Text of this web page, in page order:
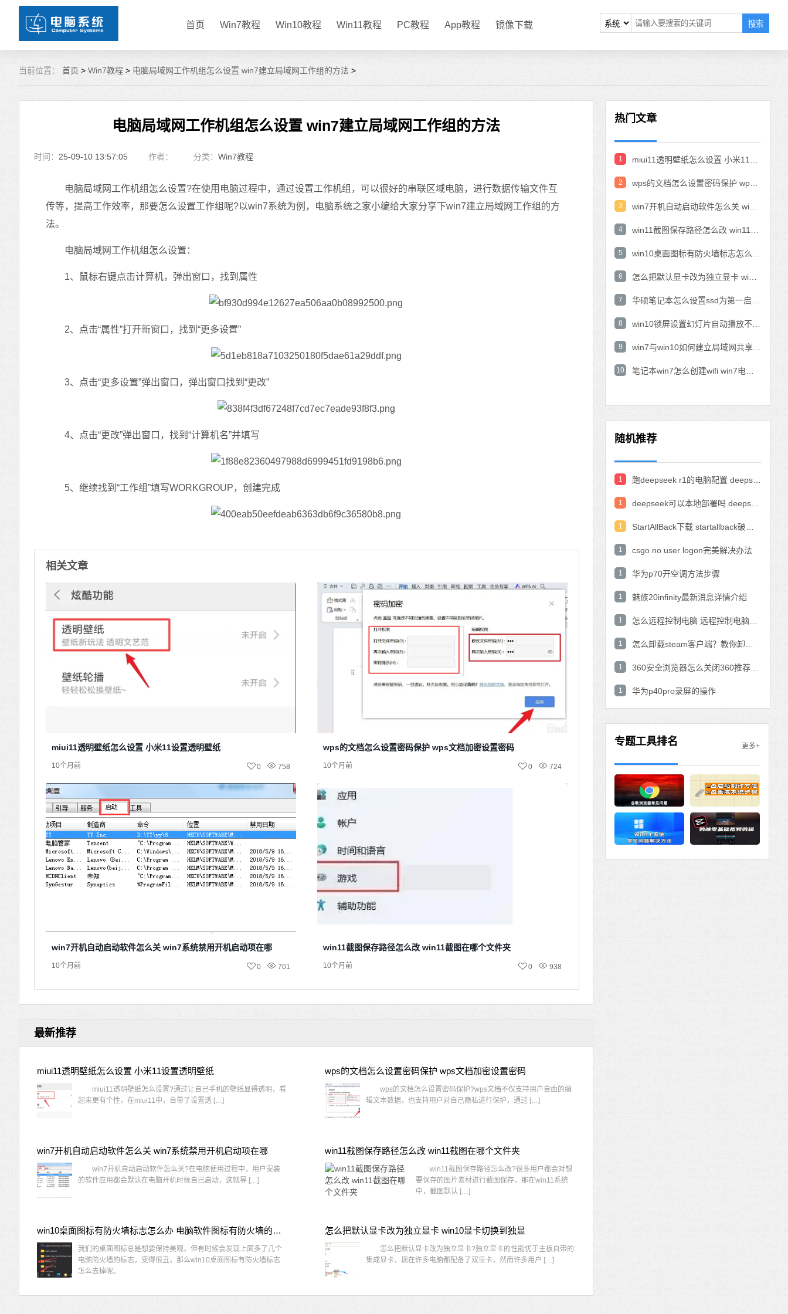
首页 Win7教程 Win10教程 Win11教程 PC教程 App教程 镜像下载 搜索
当前位置： 首页 > Win7教程 > 电脑局域网工作机组怎么设置 win7建立局域网工作组的方法 >
电脑局域网工作机组怎么设置 win7建立局域网工作组的方法
时间： 25-09-10 13:57:05 作者： 分类： Win7教程
电脑局域网工作机组怎么设置?在使用电脑过程中，通过设置工作机组，可以很好的串联区域电脑，进行数据传输文件互
传等，提高工作效率，那要怎么设置工作组呢?以win7系统为例，电脑系统之家小编给大家分享下win7建立局域网工作组的方
法。
电脑局域网工作机组怎么设置：
1、鼠标右键点击计算机，弹出窗口，找到属性
2、点击“属性”打开新窗口，找到“更多设置”
3、点击“更多设置”弹出窗口，弹出窗口找到“更改”
4、点击“更改”弹出窗口，找到“计算机名”并填写
5、继续找到“工作组”填写WORKGROUP，创建完成
相关文章
miui11透明壁纸怎么设置 小米11设置透明壁纸
10个月前 758
0
wps的文档怎么设置密码保护 wps文档加密设置密码
10个月前 724
0
win7开机自动启动软件怎么关 win7系统禁用开机启动项在哪
10个月前 701
0
win11截图保存路径怎么改 win11截图在哪个文件夹
10个月前 938
0
最新推荐
miui11透明壁纸怎么设置 小米11设置透明壁纸
miui11透明壁纸怎么设置?通过让自己手机的壁纸显得透明，看
起来更有个性，在miui11中，自带了设置透 […]
wps的文档怎么设置密码保护 wps文档加密设置密码
wps的文档怎么设置密码保护?wps文档不仅支持用户自由的编
辑文本数据，也支持用户对自己隐私进行保护，通过 […]
win7开机自动启动软件怎么关 win7系统禁用开机启动项在哪
win7开机自动启动软件怎么关?在电脑使用过程中，用户安装
的软件应用都会默认在电脑开机时候自己启动，这就导 […]
win11截图保存路径怎么改 win11截图在哪个文件夹
win11截图保存路径怎么改?很多用户都会对想
要保存的图片素材进行截图保存，那在win11系统
中，截图默认 […]
win10桌面图标有防火墙标志怎么办 电脑软件图标有防火墙的小图标怎么去掉
我们的桌面图标总是想要保持美观，但有时候会发现上面多了几个
电脑防火墙的标志，变得很丑，那么win10桌面图标有防火墙标志
怎么去掉呢。
怎么把默认显卡改为独立显卡 win10显卡切换到独显
怎么把默认显卡改为独立显卡?独立显卡的性能优于主板自带的
集成显卡，现在许多电脑都配备了双显卡，然而许多用户 […]
热门文章
1
2
3
4
5
6
7
8
9
10
随机推荐
1
1
1
1 csgo no user logon完美解决办法
1 华为p70开空调方法步骤
1 魅族20infinity最新消息详情介绍
1
1
1
1 华为p40pro录屏的操作
专题工具排名 更多+